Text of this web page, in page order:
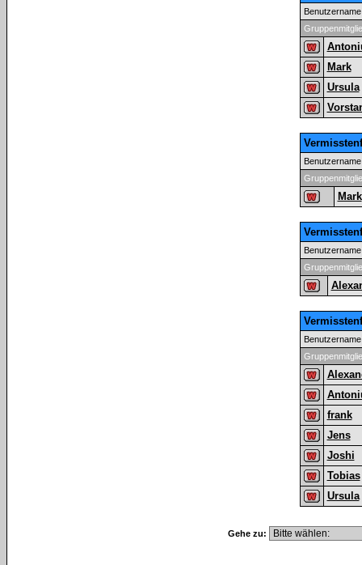
Benutzername
Mark
Ursula
Benutzername
Mark
Benutzername
Benutzername
frank
Jens
Joshi
Tobias
Ursula
Gehe zu: